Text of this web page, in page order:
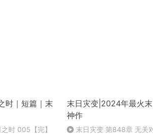
时｜短篇｜末
时 005【完】
末日灾变|2024年最火
神作
末日灾变 第848章 无关